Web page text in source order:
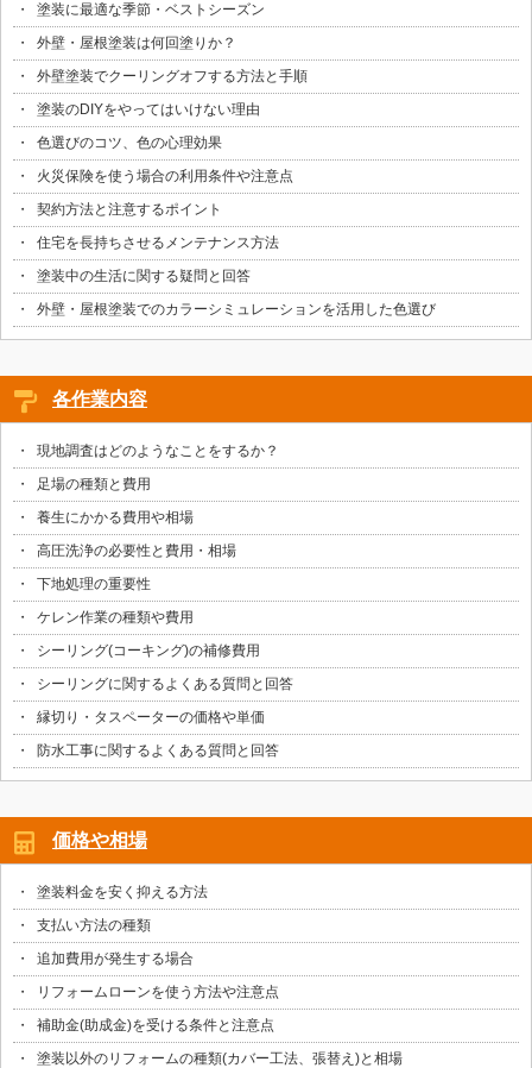
塗装に最適な季節・ベストシーズン
外壁・屋根塗装は何回塗りか？
外壁塗装でクーリングオフする方法と手順
塗装のDIYをやってはいけない理由
色選びのコツ、色の心理効果
火災保険を使う場合の利用条件や注意点
契約方法と注意するポイント
住宅を長持ちさせるメンテナンス方法
塗装中の生活に関する疑問と回答
外壁・屋根塗装でのカラーシミュレーションを活用した色選び
各作業内容
現地調査はどのようなことをするか？
足場の種類と費用
養生にかかる費用や相場
高圧洗浄の必要性と費用・相場
下地処理の重要性
ケレン作業の種類や費用
シーリング(コーキング)の補修費用
シーリングに関するよくある質問と回答
縁切り・タスペーターの価格や単価
防水工事に関するよくある質問と回答
価格や相場
塗装料金を安く抑える方法
支払い方法の種類
追加費用が発生する場合
リフォームローンを使う方法や注意点
補助金(助成金)を受ける条件と注意点
塗装以外のリフォームの種類(カバー工法、張替え)と相場